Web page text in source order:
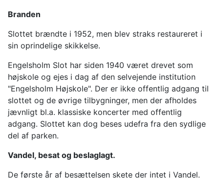
Branden
Slottet brændte i 1952, men blev straks restaureret i
sin oprindelige skikkelse.
Engelsholm Slot har siden 1940 været drevet som
højskole og ejes i dag af den selvejende institution
"Engelsholm Højskole". Der er ikke offentlig adgang til
slottet og de øvrige tilbygninger, men der afholdes
jævnligt bl.a. klassiske koncerter med offentlig
adgang. Slottet kan dog beses udefra fra den sydlige
del af parken.
Vandel, besat og beslaglagt.
De første år af besættelsen skete der intet i Vandel.